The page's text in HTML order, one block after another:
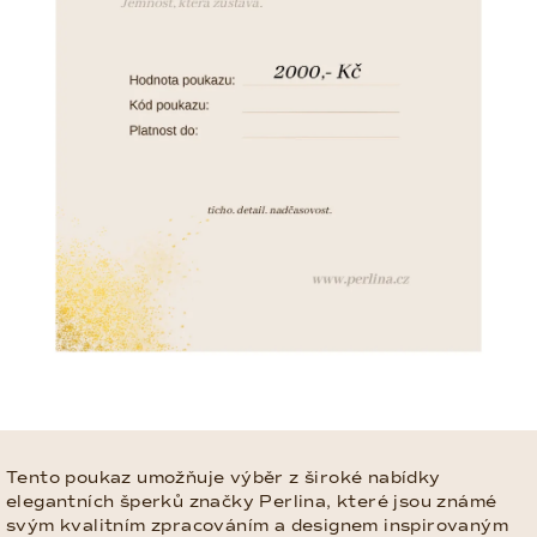
Tento poukaz umožňuje výběr z široké nabídky
elegantních šperků značky Perlina, které jsou známé
svým kvalitním zpracováním a designem inspirovaným